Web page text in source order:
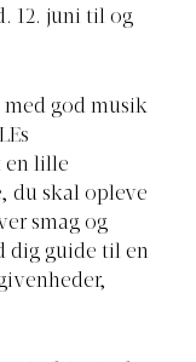
12. juni til og
med god musik
en lille
du skal opleve
smag og
dig guide til en